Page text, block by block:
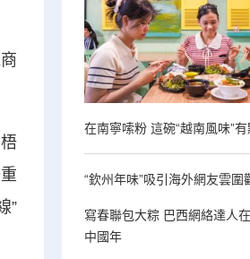
”
在南寧嗦粉 這碗“越南風味”
“欽州年味”吸引海外網友雲圍
寫春聯包大粽 巴西網絡達人
中國年